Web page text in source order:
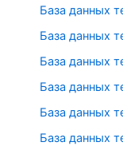
База данных
База данных
База данных
База данных
База данных
База данных